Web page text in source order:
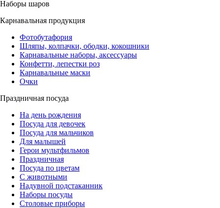
Наборы шаров
Карнавальная продукция
Фотобутафория
Шляпы, колпачки, ободки, кокошники
Карнавальные наборы, аксессуары
Конфетти, лепестки роз
Карнавальные маски
Очки
Праздничная посуда
На день рождения
Посуда для девочек
Посуда для мальчиков
Для малышей
Герои мультфильмов
Праздничная
Посуда по цветам
С животными
Надувной подстаканник
Наборы посуды
Столовые приборы